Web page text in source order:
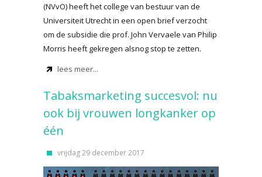
(NVvO) heeft het college van bestuur van de
Universiteit Utrecht in een open brief verzocht
om de subsidie die prof. John Vervaele van Philip
Morris heeft gekregen alsnog stop te zetten.
lees meer...
Tabaksmarketing succesvol: nu
ook bij vrouwen longkanker op
één
vrijdag 29 december 2017